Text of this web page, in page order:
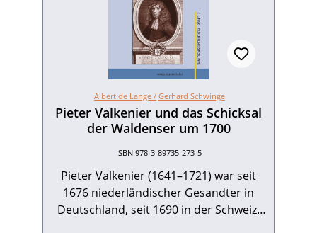
Albert de Lange / Gerhard Schwinge
Pieter Valkenier und das Schicksal
der Waldenser um 1700
ISBN 978-3-89735-273-5
Pieter Valkenier (1641–1721) war seit
1676 niederländischer Gesandter in
Deutschland, seit 1690 in der Schweiz.